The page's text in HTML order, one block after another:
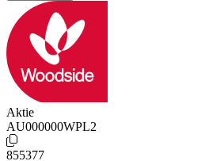
Aktie
AU000000WPL2
855377